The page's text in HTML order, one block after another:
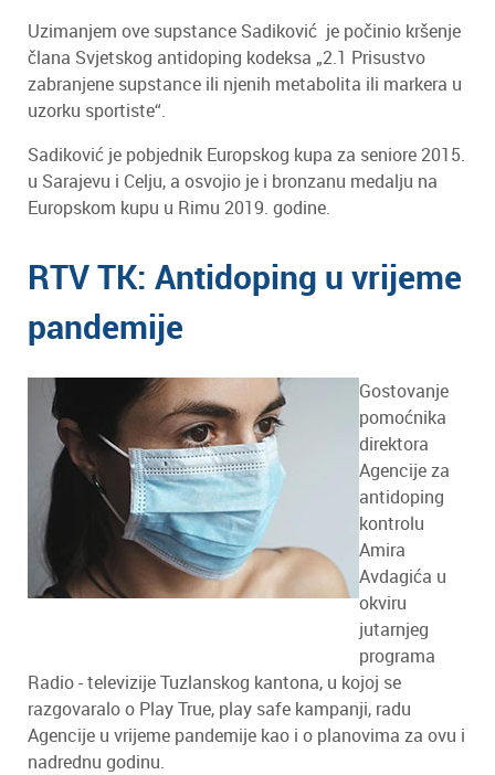
Uzimanjem ove supstance Sadiković je počinio kršenje
člana Svjetskog antidoping kodeksa „2.1 Prisustvo
zabranjene supstance ili njenih metabolita ili markera u
uzorku sportiste“.
Sadiković je pobjednik Europskog kupa za seniore 2015.
u Sarajevu i Celju, a osvojio je i bronzanu medalju na
Europskom kupu u Rimu 2019. godine.
RTV TK: Antidoping u vrijeme
pandemije
Gostovanje
pomoćnika
direktora
Agencije za
antidoping
kontrolu
Amira
Avdagića u
okviru
jutarnjeg
programa
Radio - televizije Tuzlanskog kantona, u kojoj se
razgovaralo o Play True, play safe kampanji, radu
Agencije u vrijeme pandemije kao i o planovima za ovu i
nadrednu godinu.